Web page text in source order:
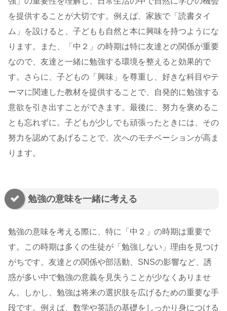
を提供することが大切です。例えば、家族で「読書タイ
ム」を設けると、子どもも自然と本に興味を持つようにな
ります。また、「中２」の時期は特に友達との関係が重要
なので、友達と一緒に勉強する環境を整えると効果的で
す。さらに、子どもの「興味」を尊重し、好きな科目やテ
ーマに関連した教材を提供することで、自発的に勉強する
意欲を引き出すことができます。最後に、努力を褒めるこ
とも忘れずに。子どもが少しでも頑張ったときには、その
努力を認めてあげることで、次へのモチベーションが高ま
ります。
勉強の意味を一緒に考える
勉強の意味を考える際に、特に「中２」の時期は重要で
す。この時期は多くの生徒が「勉強しない」理由を見つけ
がちです。友達との関係や部活動、SNSの影響など、誘
惑が多い中で勉強の意義を見失うことが少なくありませ
ん。しかし、勉強は将来の選択肢を広げるための重要な手
段です。例えば、数学や英語の基礎をしっかり身につける